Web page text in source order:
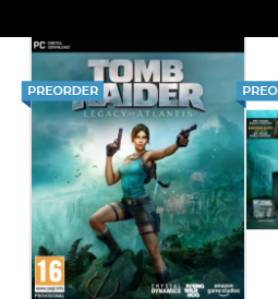
Anti-spam zaštita - izračunajte
Žanr